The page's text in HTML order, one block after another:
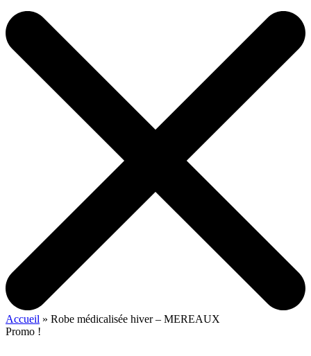
Accueil » Robe médicalisée hiver – MEREAUX
Promo !